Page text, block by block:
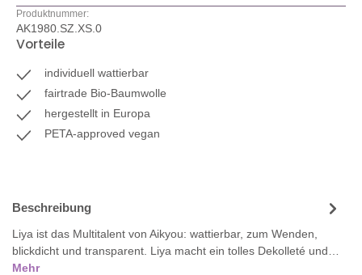
Produktnummer:
AK1980.SZ.XS.0
Vorteile
individuell wattierbar
fairtrade Bio-Baumwolle
hergestellt in Europa
PETA-approved vegan
Beschreibung
Liya ist das Multitalent von Aikyou: wattierbar, zum Wenden,
blickdicht und transparent. Liya macht ein tolles Dekolleté und…
Mehr